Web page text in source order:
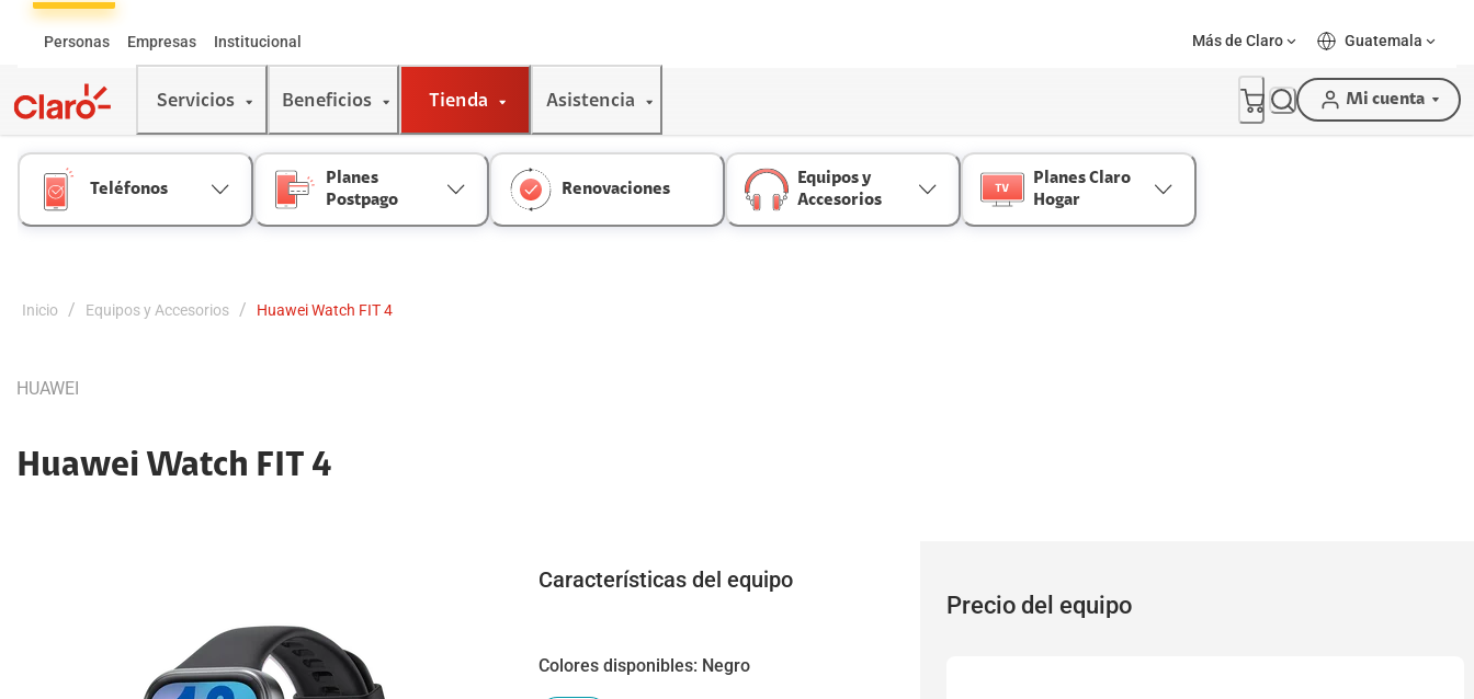
Personas Empresas Institucional Más de Claro Guatemala
Servicios Beneficios Tienda Asistencia Mi cuenta
Teléfonos
Planes
Postpago
Renovaciones
Equipos y
Accesorios
Planes Claro
Hogar
Inicio / Equipos y Accesorios / Huawei Watch FIT 4
HUAWEI
Huawei Watch FIT 4
Características del equipo
Colores disponibles: Negro
Precio del equipo